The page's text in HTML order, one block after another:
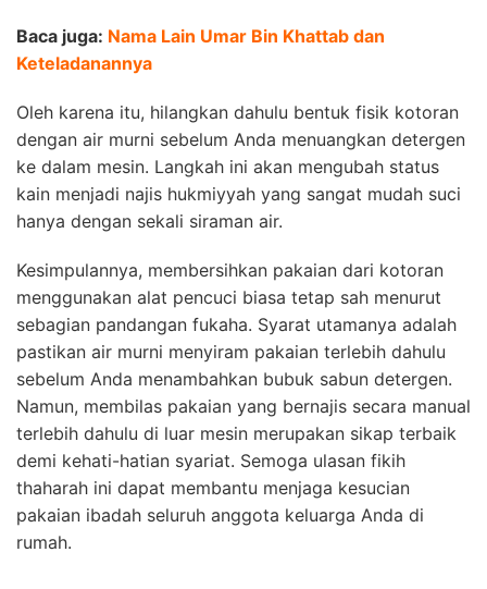
Baca juga: Nama Lain Umar Bin Khattab dan
Keteladanannya
Oleh karena itu, hilangkan dahulu bentuk fisik kotoran
dengan air murni sebelum Anda menuangkan detergen
ke dalam mesin. Langkah ini akan mengubah status
kain menjadi najis hukmiyyah yang sangat mudah suci
hanya dengan sekali siraman air.
Kesimpulannya, membersihkan pakaian dari kotoran
menggunakan alat pencuci biasa tetap sah menurut
sebagian pandangan fukaha. Syarat utamanya adalah
pastikan air murni menyiram pakaian terlebih dahulu
sebelum Anda menambahkan bubuk sabun detergen.
Namun, membilas pakaian yang bernajis secara manual
terlebih dahulu di luar mesin merupakan sikap terbaik
demi kehati-hatian syariat. Semoga ulasan fikih
thaharah ini dapat membantu menjaga kesucian
pakaian ibadah seluruh anggota keluarga Anda di
rumah.